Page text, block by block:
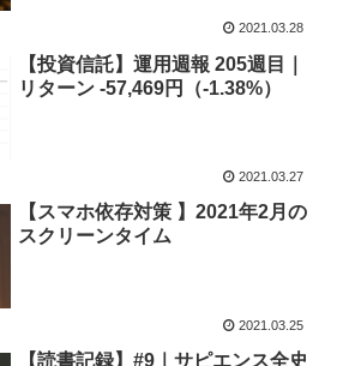
2021.03.28
【投資信託】運用週報 205週目｜
リターン -57,469円（-1.38%）
2021.03.27
【スマホ依存対策 】2021年2月の
スクリーンタイム
2021.03.25
【読書記録】#9｜サピエンス全史